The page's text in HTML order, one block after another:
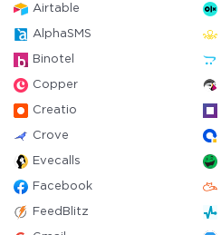
Airtable
AlphaSMS
Binotel
Copper
Creatio
Crove
Evecalls
Facebook
FeedBlitz